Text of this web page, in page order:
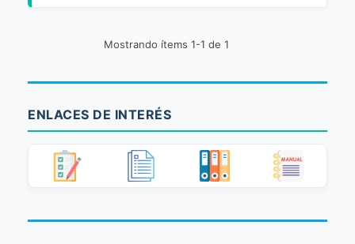
Mostrando ítems 1-1 de 1
ENLACES DE INTERÉS